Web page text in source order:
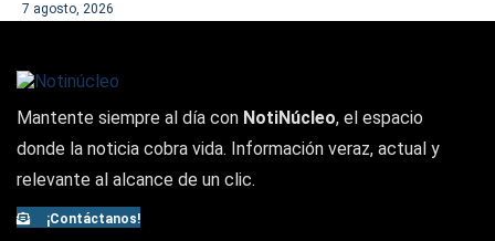
7 agosto, 2026
Mantente siempre al día con NotiNúcleo, el espacio
donde la noticia cobra vida. Información veraz, actual y
relevante al alcance de un clic.
¡Contáctanos!